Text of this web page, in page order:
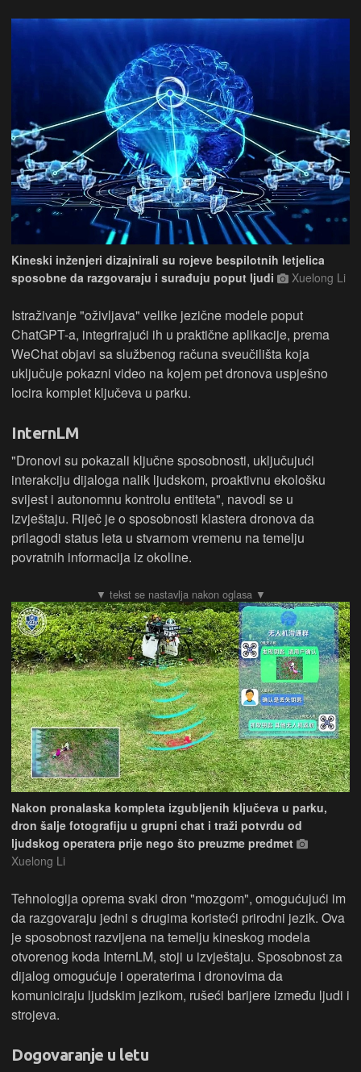
Kineski inženjeri dizajnirali su rojeve bespilotnih letjelica
sposobne da razgovaraju i surađuju poput ljudi
Xuelong Li
Istraživanje "oživljava" velike jezične modele poput
ChatGPT-a, integrirajući ih u praktične aplikacije, prema
WeChat objavi sa službenog računa sveučilišta koja
uključuje pokazni video na kojem pet dronova uspješno
locira komplet ključeva u parku.
InternLM
"Dronovi su pokazali ključne sposobnosti, uključujući
interakciju dijaloga nalik ljudskom, proaktivnu ekološku
svijest i autonomnu kontrolu entiteta", navodi se u
izvještaju. Riječ je o sposobnosti klastera dronova da
prilagodi status leta u stvarnom vremenu na temelju
povratnih informacija iz okoline.
Nakon pronalaska kompleta izgubljenih ključeva u parku,
dron šalje fotografiju u grupni chat i traži potvrdu od
ljudskog operatera prije nego što preuzme predmet
Xuelong Li
Tehnologija oprema svaki dron "mozgom", omogućujući im
da razgovaraju jedni s drugima koristeći prirodni jezik. Ova
je sposobnost razvijena na temelju kineskog modela
otvorenog koda InternLM, stoji u izvještaju. Sposobnost za
dijalog omogućuje i operaterima i dronovima da
komuniciraju ljudskim jezikom, rušeći barijere između ljudi i
strojeva.
Dogovaranje u letu